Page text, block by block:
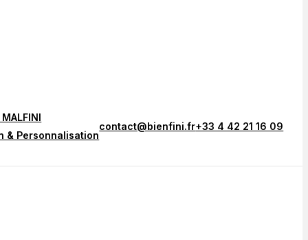
& Personnalisation
contact@bienfini.fr+33 4 42 21 16 09